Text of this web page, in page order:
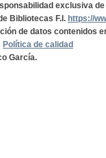
exclusiva
Bibliotecas F.I. https://
de datos contenidos
Política de calidad
García.